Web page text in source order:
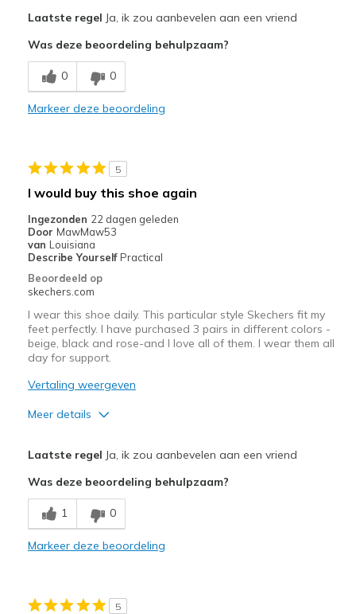
Breathe Well
Comfortable
Casual Wear
Width
Sizing
Feels true to size
View On Shoes
Laatste regel Ja, ik zou aanbevelen aan een vriend
Was deze beoordeling behulpzaam?
0 0
Markeer deze beoordeling
5
I would buy this shoe again
Ingezonden 22 dagen geleden
Door MawMaw53
van Louisiana
Describe Yourself Practical
Beoordeeld op
skechers.com
I wear this shoe daily. This particular style Skechers fit my
feet perfectly. I have purchased 3 pairs in different colors -
beige, black and rose-and I love all of them. I wear them all
day for support.
Vertaling weergeven
Meer details
Breathe Well
Comfortable
Laatste regel Ja, ik zou aanbevelen aan een vriend
Was deze beoordeling behulpzaam?
1 0
Markeer deze beoordeling
5